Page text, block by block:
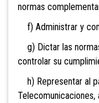
normas
f) Administrar y
g) Dictar las
controlar su
h) Representar al
Telecomunicaciones,